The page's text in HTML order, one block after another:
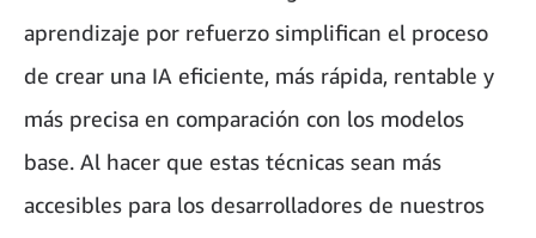
aprendizaje por refuerzo simplifican el proceso
de crear una IA eficiente, más rápida, rentable y
más precisa en comparación con los modelos
base. Al hacer que estas técnicas sean más
accesibles para los desarrolladores de nuestros